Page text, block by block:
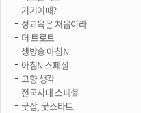
거기어때?
성교육은 처음이라
더 트로트
생방송 아침N
아침N 스페셜
고향 생각
전국시대 스페셜
굿잡, 굿스타트